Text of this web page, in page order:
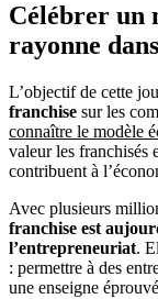
Célébrer un
rayonne
L’objectif de cette
franchise sur les
connaître le modèle
valeur les franchisés
contribuent à
Avec plusieurs
franchise est
l’entrepreneuriat.
: permettre à des
une enseigne